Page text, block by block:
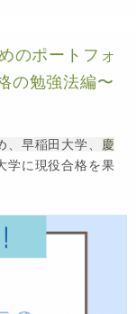
のポートフォ
の勉強法編〜
、早稲田大学、
慶
学に現役合格を果